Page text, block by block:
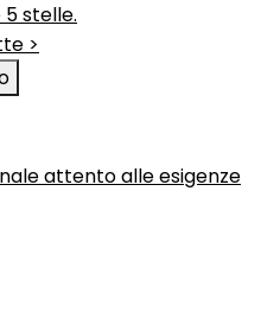
stelle.
>
attento alle esigenze